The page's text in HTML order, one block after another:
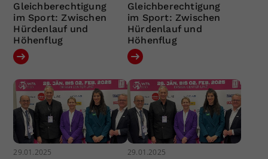
Gleichberechtigung
im Sport: Zwischen
Hürdenlauf und
Höhenflug
Gleichberechtigung
im Sport: Zwischen
Hürdenlauf und
Höhenflug
29.01.2025 29.01.2025